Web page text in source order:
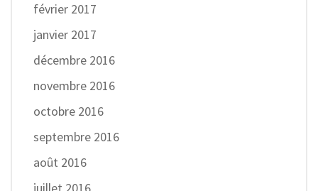
février 2017
janvier 2017
décembre 2016
novembre 2016
octobre 2016
septembre 2016
août 2016